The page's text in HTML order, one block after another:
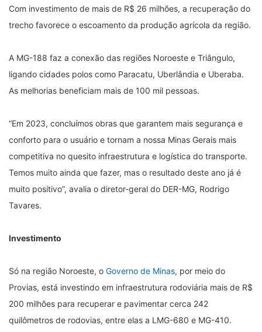
Com investimento de mais de R$ 26 milhões, a recuperação do
trecho favorece o escoamento da produção agrícola da região.
A MG-188 faz a conexão das regiões Noroeste e Triângulo,
ligando cidades polos como Paracatu, Uberlândia e Uberaba.
As melhorias beneficiam mais de 100 mil pessoas.
“Em 2023, concluímos obras que garantem mais segurança e
conforto para o usuário e tornam a nossa Minas Gerais mais
competitiva no quesito infraestrutura e logística do transporte.
Temos muito ainda que fazer, mas o resultado deste ano já é
muito positivo”, avalia o diretor-geral do DER-MG, Rodrigo
Tavares.
Investimento
Só na região Noroeste, o Governo de Minas, por meio do
Provias, está investindo em infraestrutura rodoviária mais de R$
200 milhões para recuperar e pavimentar cerca 242
quilômetros de rodovias, entre elas a LMG-680 e MG-410.